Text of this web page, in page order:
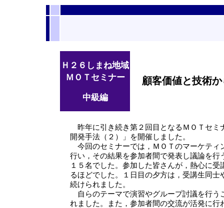
Ｈ２６しまね地域
ＭＯＴセミナー
中級編
顧客価値と技術か
昨年に引き続き第２回目となるＭＯＴセミ
開発手法（２）」を開催しました。
今回のセミナーでは，ＭＯＴのマーケティ
行い，その結果を参加者間で発表し議論を
１５名でした。参加した皆さんが，熱心に
るほどでした。１日目の夕方は，受講生同
続けられました。
自らのテーマで演習やグループ討議を行
れました。また，参加者間の交流が活発に